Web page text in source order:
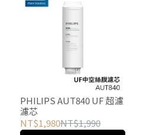
PHILIPS AUT840 UF 超濾
濾芯
NT$1,980NT$1,990